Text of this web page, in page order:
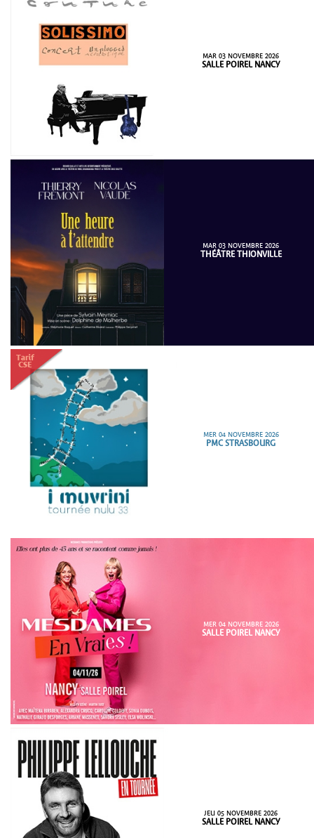
MAR 03 NOVEMBRE 2026
SALLE POIREL NANCY
MAR 03 NOVEMBRE 2026
THÉÂTRE THIONVILLE
MER 04 NOVEMBRE 2026
PMC STRASBOURG
MER 04 NOVEMBRE 2026
SALLE POIREL NANCY
JEU 05 NOVEMBRE 2026
SALLE POIREL NANCY